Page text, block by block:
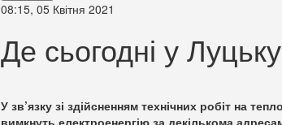
08:15, 05 Квітня 2021
Де сьогодні у
У зв’язку зі здійсненням технічних робіт на
вимкнуть електроенергію за декількома